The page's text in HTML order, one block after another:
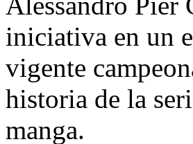
iniciativa en un
vigente
historia de la
manga.